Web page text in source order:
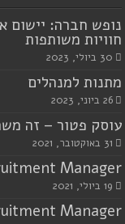
נופש חברה: יישום
חוויות משותפות
30 ביולי, 2023
מתנות למנהלים
26 ביוני, 2023
עוסק פטור – זה
31 באוקטובר, 2021
Manager
19 ביולי, 2021
Manager